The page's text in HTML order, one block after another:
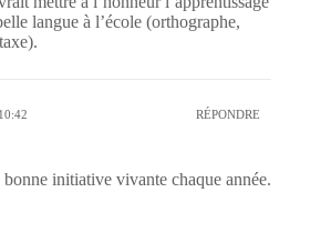
langue à l’école (orthographe,
RÉPONDRE
bonne initiative vivante chaque année.